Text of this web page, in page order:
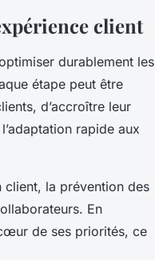
client
durablement les
étape peut être
d’accroître leur
rapide aux
client, la prévention des
En
de ses priorités, ce